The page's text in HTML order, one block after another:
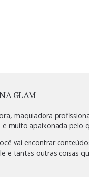
GLAM
maquiadora
e muito apaixonada pelo
vai encontrar
e tantas outras coisas